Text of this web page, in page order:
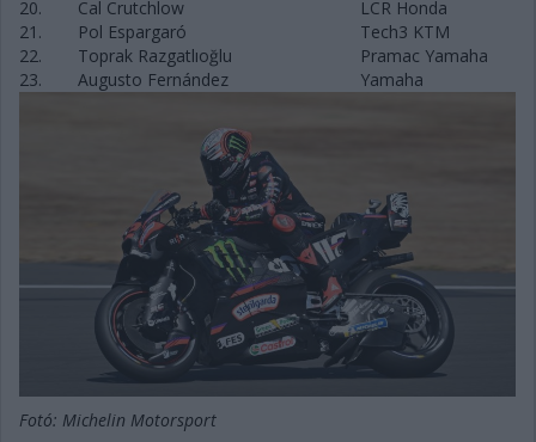
20.
Cal Crutchlow
LCR Honda
21.
Pol Espargaró
Tech3 KTM
22.
Toprak Razgatlıoğlu
Pramac Yamaha
23.
Augusto Fernández Yamaha
Fotó: Michelin Motorsport